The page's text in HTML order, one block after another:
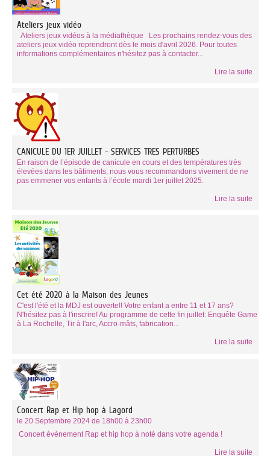
Ateliers jeux vidéo
Ateliers jeux vidéos à la médiathèque Les prochains rendez-vous des
ateliers jeux vidéo reprendront dès le mois d'avril 2026. Pour toutes
informations complémentaires n'hésitez pas à contacter...
Lire la suite
CANICULE DU 1ER JUILLET - SERVICES TRES PERTURBES
En raison de l’épisode de canicule en cours et des températures très
élevées dans les bâtiments, nous vous recommandons vivement de ne
pas emmener vos enfants à l’école mardi 1er juillet 2025.
Lire la suite
Cet été 2020 à la Maison des Jeunes
C'est l'été et la MDJ est ouverte!! Votre enfant a entre 11 et 17 ans?
N'hésitez pas à l'inscrire! Au programme de cette fin juillet: Enquête Game
à La Rochelle, Tir à l'arc, Accro-mâts, fabrication...
Lire la suite
Concert Rap et Hip hop à Lagord
le 20 Septembre 2024 de 18h00 à 23h00
Concert évènement Rap et hip hop à noté dans votre agenda !
Lire la suite